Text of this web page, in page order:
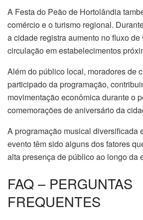
A Festa do Peão de Hortolândia
comércio e o turismo regional.
a cidade registra aumento no fluxo
circulação em estabelecimentos
Além do público local, moradores de
participado da programação,
movimentação econômica durante o
comemorações de aniversário da
A programação musical diversificada
evento têm sido alguns dos fatores
alta presença de público ao longo da
FAQ – PERGUNTAS
FREQUENTES